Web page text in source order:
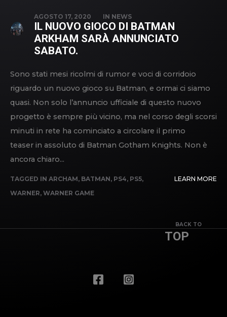
AGOSTO 17, 2020 IN NEWS
IL NUOVO GIOCO DI BATMAN
ARKHAM SARÀ ANNUNCIATO
SABATO.
Sono stati mesi ricolmi di rumor e voci di corridoio
riguardo un nuovo gioco su Batman, e ormai ci siamo
quasi. Non solo l’annuncio ufficiale di questo nuovo
progetto è sempre più vicino, ma nel corso degli scorsi
minuti in rete ha cominciato a circolare il primo
teaser in assoluto di Batman Gotham Knights. Non è
ancora chiaro...
TAGGED IN ARCHAM, BATMAN, PS4, PS5,
WARNER, WARNER GAME
LEARN MORE
BACK TO
TOP